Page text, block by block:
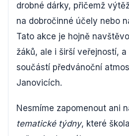
drobné dárky, přičemž
na dobročinné účely nebo
Tato akce je hojně
žáků, ale i širší veřejností,
součástí předvánoční
Janovicích.
Nesmíme zapomenout ani
tematické týdny, které